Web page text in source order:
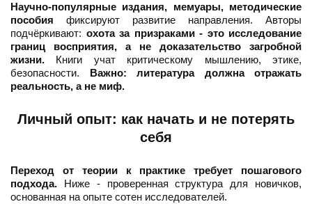
Научно-популярные издания, мемуары, методические
пособия фиксируют развитие направления. Авторы
подчёркивают: охота за призраками - это исследование
границ восприятия, а не доказательство загробной
жизни. Книги учат критическому мышлению, этике,
безопасности. Важно: литература должна отражать
реальность, а не миф.
Личный опыт: как начать и не потерять
себя
Переход от теории к практике требует пошагового
подхода. Ниже - проверенная структура для новичков,
основанная на опыте сотен исследователей.